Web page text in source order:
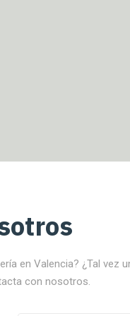
en Valencia? ¿Tal vez
con nosotros.